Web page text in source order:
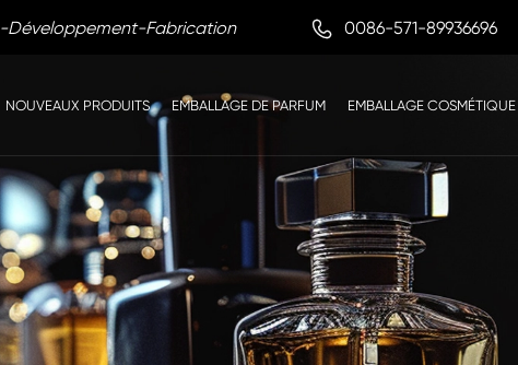
Développement-Fabrication  0086-571-89936696
NOUVEAUX PRODUITS EMBALLAGE DE PARFUM EMBALLAGE COSMÉTIQUE